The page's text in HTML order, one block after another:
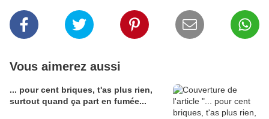
Vous aimerez aussi
... pour cent briques, t'as plus rien,
surtout quand ça part en fumée...